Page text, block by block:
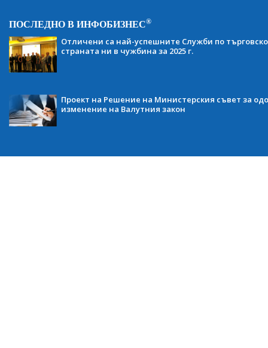
ПОСЛЕДНО В ИНФОБИЗНЕС®
Отличени са най-успешните Служби по
страната ни в чужбина за 2025 г.
Проект на Решение на Министерския съвет за
изменение на Валутния закон